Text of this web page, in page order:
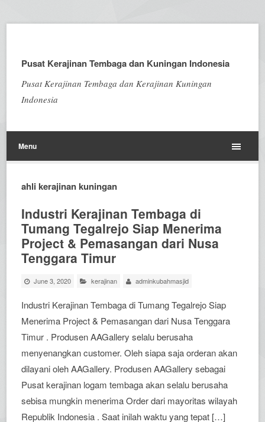
Pusat Kerajinan Tembaga dan Kuningan Indonesia
Pusat Kerajinan Tembaga dan Kerajinan Kuningan
Indonesia
Menu
ahli kerajinan kuningan
Industri Kerajinan Tembaga di
Tumang Tegalrejo Siap Menerima
Project & Pemasangan dari Nusa
Tenggara Timur
June 3, 2020 kerajinan adminkubahmasjid
Industri Kerajinan Tembaga di Tumang Tegalrejo Siap
Menerima Project & Pemasangan dari Nusa Tenggara
Timur . Produsen AAGallery selalu berusaha
menyenangkan customer. Oleh siapa saja orderan akan
dilayani oleh AAGallery. Produsen AAGallery sebagai
Pusat kerajinan logam tembaga akan selalu berusaha
sebisa mungkin menerima Order dari mayoritas wilayah
Republik Indonesia . Saat inilah waktu yang tepat […]